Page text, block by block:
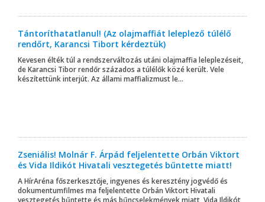
Tántoríthatatlanul! (Az olajmaffiát leleplező túlélő
rendőrt, Karancsi Tibort kérdeztük)
Kevesen élték túl a rendszerváltozás utáni olajmaffia leleplezéseit,
de Karancsi Tibor rendőr százados a túlélők közé került. Vele
készítettünk interjút. Az állami maffializmust le...
Zseniális! Molnár F. Árpád feljelentette Orbán Viktort
és Vida Ildikót Hivatali vesztegetés bűntette miatt!
A HírAréna főszerkesztője, ingyenes és keresztény jogvédő és
dokumentumfilmes ma feljelentette Orbán Viktort Hivatali
vesztegetés bűntette és más bűncselekmények miatt, Vida Ildikót